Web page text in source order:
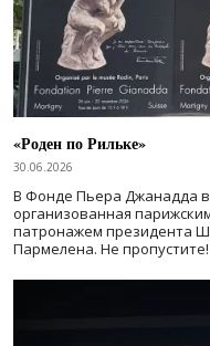
«Роден по Рильке»
30.06.2026
В Фонде Пьера Джанадда в
организованная
патронажем президента
Пармелена. Не пропустите!